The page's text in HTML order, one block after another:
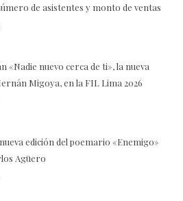
de asistentes y monto de ventas
«Nadie nuevo cerca de ti», la nueva
Migoya, en la FIL Lima 2026
edición del poemario «Enemigo»
Agüero